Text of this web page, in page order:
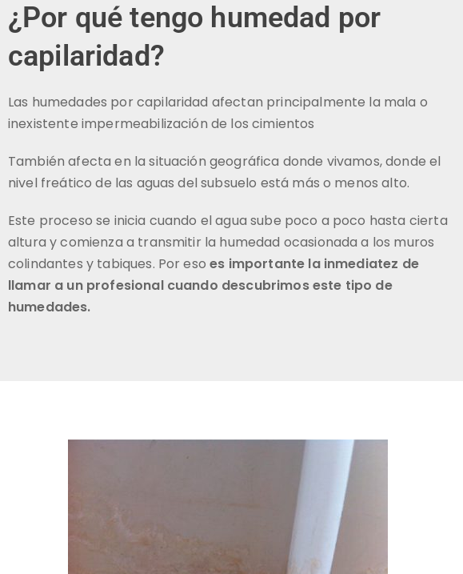
¿Por qué tengo humedad por
capilaridad?
Las humedades por capilaridad afectan principalmente la mala o
inexistente impermeabilización de los cimientos
También afecta en la situación geográfica donde vivamos, donde el
nivel freático de las aguas del subsuelo está más o menos alto.
Este proceso se inicia cuando el agua sube poco a poco hasta cierta
altura y comienza a transmitir la humedad ocasionada a los muros
colindantes y tabiques. Por esoes importante la inmediatez de
llamar a un profesional cuando descubrimos este tipo de
humedades.